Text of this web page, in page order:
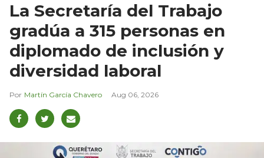
La Secretaría del Trabajo
gradúa a 315 personas en
diplomado de inclusión y
diversidad laboral
Martín García Chavero Aug 06, 2026